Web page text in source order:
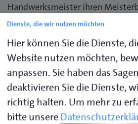
Handwerksmeister ihren
und länger. Und auch fünf
Ostfriesland gratuliert
zuständigen
Jubilaren:
25 Jahre Meister
Maurermeister Frank Janssen in
Dienste, die wir nutzen möchten
Hier können Sie die Dienste,
Website nutzen möchten,
anpassen. Sie haben das
deaktivieren Sie die Dienste,
richtig halten. Um mehr zu
bitte unsere